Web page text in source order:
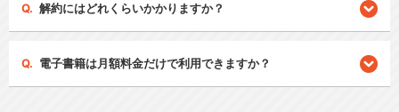
解約にはどれくらいかかりますか？
電子書籍は月額料金だけで利用できますか？